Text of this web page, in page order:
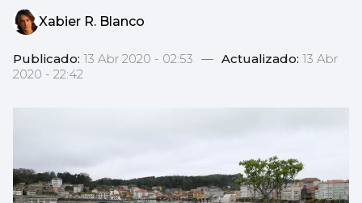
Xabier R. Blanco
Publicado: 13 Abr 2020 - 02:53 — Actualizado: 13 Abr
2020 - 22:42